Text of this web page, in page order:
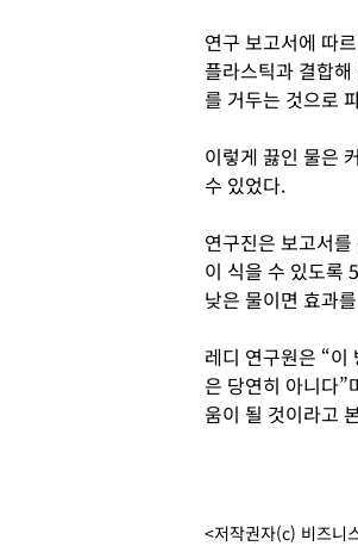
연구 보고서에 따
플라스틱과 결합
를 거두는 것으로
이렇게 끓인 물은
수 있었다.
연구진은 보고서
이 식을 수 있도록
낮은 물이면 효과
레디 연구원은 “이
은 당연히 아니다”
움이 될 것이라고
<저작권자(c) 비즈니